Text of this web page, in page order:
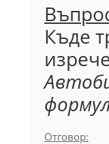
Къде
Отговор: